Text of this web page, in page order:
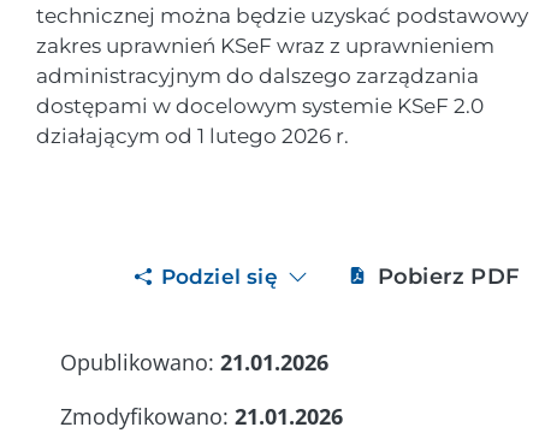
technicznej można będzie uzyskać podstawowy
zakres uprawnień KSeF wraz z uprawnieniem
administracyjnym do dalszego zarządzania
dostępami w docelowym systemie KSeF 2.0
działającym od 1 lutego 2026 r.
Podziel się Pobierz PDF
Opublikowano: 21.01.2026
Zmodyfikowano: 21.01.2026